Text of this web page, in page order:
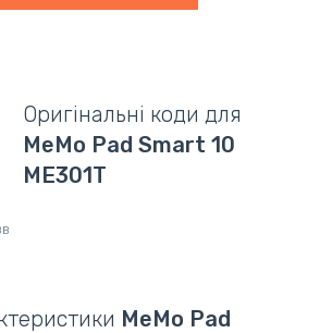
Оригінальні коди для
MeMo Pad Smart 10
ME301T
MeMo Pad